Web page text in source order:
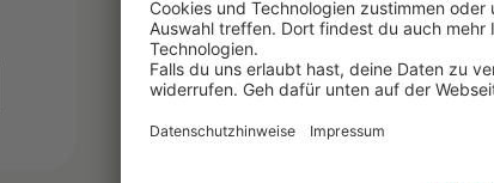
349,00 €
IN DEN WARENKORB
Lebensmittelhinweise